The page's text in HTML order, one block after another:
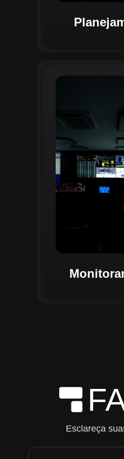
planejadas.
central e sistemas
informações
identificando
conformidades e
Esclareça